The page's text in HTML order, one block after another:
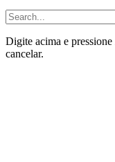
Digite acima e pressione
cancelar.